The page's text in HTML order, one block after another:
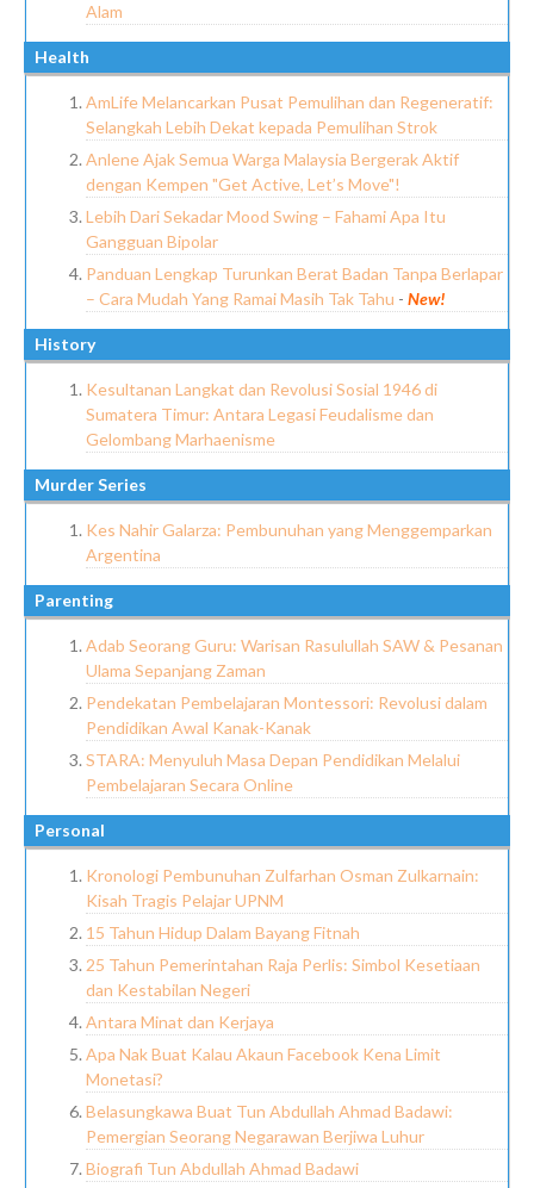
Alam
Health
AmLife Melancarkan Pusat Pemulihan dan Regeneratif:
Selangkah Lebih Dekat kepada Pemulihan Strok
Anlene Ajak Semua Warga Malaysia Bergerak Aktif
dengan Kempen "Get Active, Let’s Move"!
Lebih Dari Sekadar Mood Swing – Fahami Apa Itu
Gangguan Bipolar
Panduan Lengkap Turunkan Berat Badan Tanpa Berlapar
– Cara Mudah Yang Ramai Masih Tak Tahu -New!
History
Kesultanan Langkat dan Revolusi Sosial 1946 di
Sumatera Timur: Antara Legasi Feudalisme dan
Gelombang Marhaenisme
Murder Series
Kes Nahir Galarza: Pembunuhan yang Menggemparkan
Argentina
Parenting
Adab Seorang Guru: Warisan Rasulullah SAW & Pesanan
Ulama Sepanjang Zaman
Pendekatan Pembelajaran Montessori: Revolusi dalam
Pendidikan Awal Kanak-Kanak
STARA: Menyuluh Masa Depan Pendidikan Melalui
Pembelajaran Secara Online
Personal
Kronologi Pembunuhan Zulfarhan Osman Zulkarnain:
Kisah Tragis Pelajar UPNM
15 Tahun Hidup Dalam Bayang Fitnah
25 Tahun Pemerintahan Raja Perlis: Simbol Kesetiaan
dan Kestabilan Negeri
Antara Minat dan Kerjaya
Apa Nak Buat Kalau Akaun Facebook Kena Limit
Monetasi?
Belasungkawa Buat Tun Abdullah Ahmad Badawi:
Pemergian Seorang Negarawan Berjiwa Luhur
Biografi Tun Abdullah Ahmad Badawi